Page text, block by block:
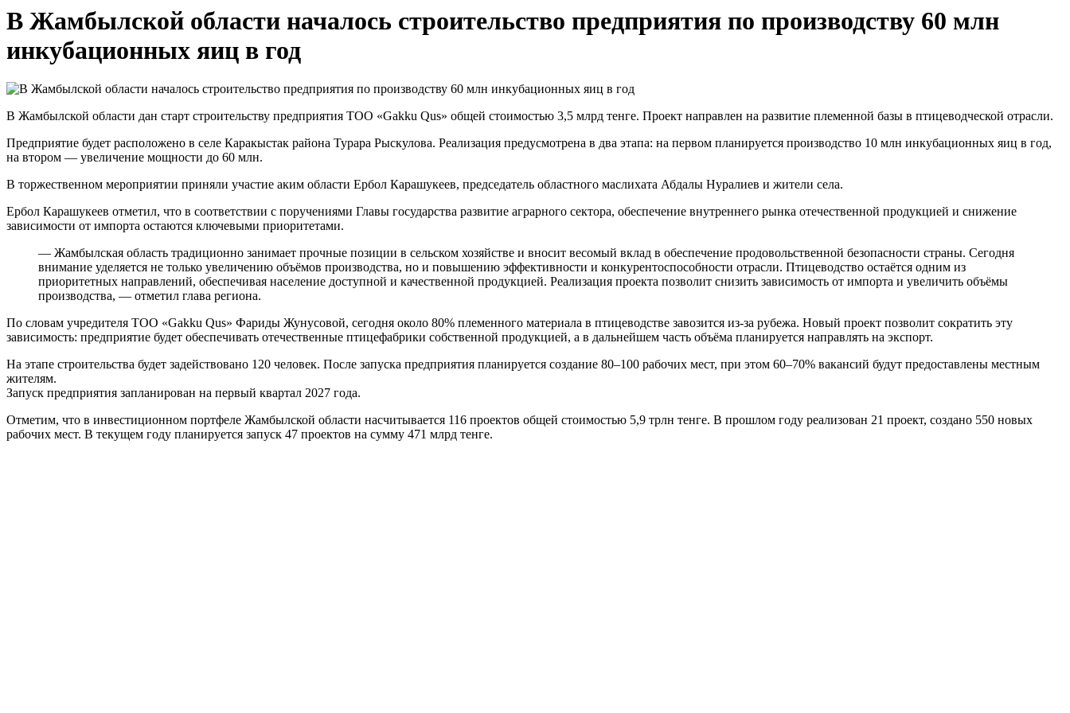
В Жамбылской области началось строительство предприятия по производству 60 млн
инкубационных яиц в год
В Жамбылской области дан старт строительству предприятия ТОО «Gakku Qus» общей стоимостью 3,5 млрд тенге. Проект направлен на развитие племенной базы в птицеводческой отрасли.
Предприятие будет расположено в селе Каракыстак района Турара Рыскулова. Реализация предусмотрена в два этапа: на первом планируется производство 10 млн инкубационных яиц в год,
на втором — увеличение мощности до 60 млн.
В торжественном мероприятии приняли участие аким области Ербол Карашукеев, председатель областного маслихата Абдалы Нуралиев и жители села.
Ербол Карашукеев отметил, что в соответствии с поручениями Главы государства развитие аграрного сектора, обеспечение внутреннего рынка отечественной продукцией и снижение
зависимости от импорта остаются ключевыми приоритетами.
— Жамбылская область традиционно занимает прочные позиции в сельском хозяйстве и вносит весомый вклад в обеспечение продовольственной безопасности страны. Сегодня
внимание уделяется не только увеличению объёмов производства, но и повышению эффективности и конкурентоспособности отрасли. Птицеводство остаётся одним из
приоритетных направлений, обеспечивая население доступной и качественной продукцией. Реализация проекта позволит снизить зависимость от импорта и увеличить объёмы
производства, — отметил глава региона.
По словам учредителя ТОО «Gakku Qus» Фариды Жунусовой, сегодня около 80% племенного материала в птицеводстве завозится из-за рубежа. Новый проект позволит сократить эту
зависимость: предприятие будет обеспечивать отечественные птицефабрики собственной продукцией, а в дальнейшем часть объёма планируется направлять на экспорт.
На этапе строительства будет задействовано 120 человек. После запуска предприятия планируется создание 80–100 рабочих мест, при этом 60–70% вакансий будут предоставлены местным
жителям.
Запуск предприятия запланирован на первый квартал 2027 года.
Отметим, что в инвестиционном портфеле Жамбылской области насчитывается 116 проектов общей стоимостью 5,9 трлн тенге. В прошлом году реализован 21 проект, создано 550 новых
рабочих мест. В текущем году планируется запуск 47 проектов на сумму 471 млрд тенге.